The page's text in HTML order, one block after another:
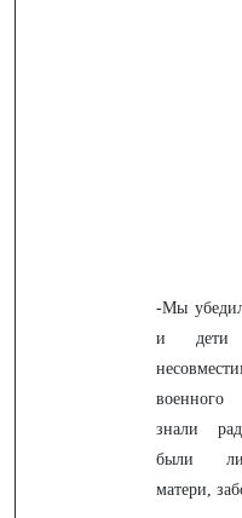
-Мы
и дети
военного
знали
были
матери,